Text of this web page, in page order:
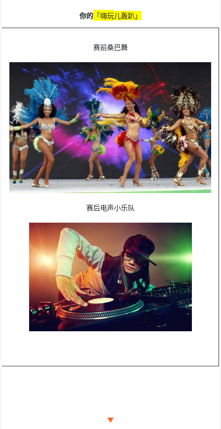
你的 「嗨玩儿轰趴」
赛前桑巴舞
赛后电声小乐队
▼